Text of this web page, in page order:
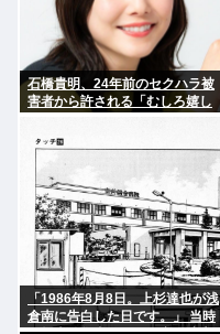
石橋貴明、24年前のセクハラ被
害者から許される「むしろ嬉し
「1986年8月8日。上杉達也が浅
倉南に告白した日です。」 当時